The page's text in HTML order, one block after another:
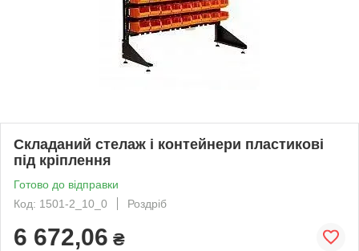
Складаний стелаж і контейнери пластикові
під кріплення
Готово до відправки
Код: 1501-2_10_0
Роздріб
6 672,06 ₴